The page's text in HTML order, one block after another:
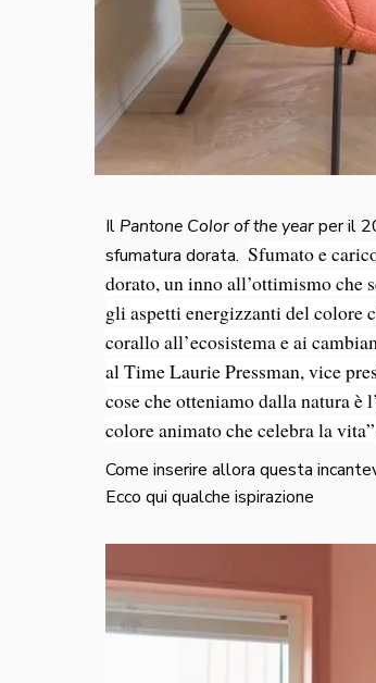
Il Pantone Color of the yearper il
sfumatura dorata. Sfumato e
dorato, un inno all’ottimismo
gli aspetti energizzanti del colore
corallo all’ecosistema e ai
al Time Laurie Pressman, vice
cose che otteniamo dalla natura è
colore animato che celebra la
Come inserire allora questa
Ecco qui qualche ispirazione